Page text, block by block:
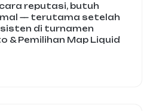
reputasi, butuh
— terutama setelah
di turnamen
& Pemilihan Map Liquid